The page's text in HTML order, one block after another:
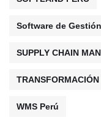
Software de
SUPPLY CHAIN
WMS Perú